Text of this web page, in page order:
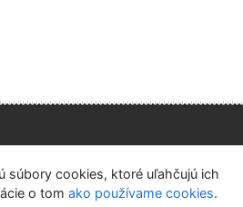
Súkromie
nám Nastavenie cookies
súbory cookies, ktoré uľahčujú ich
o tom ako používame cookies.